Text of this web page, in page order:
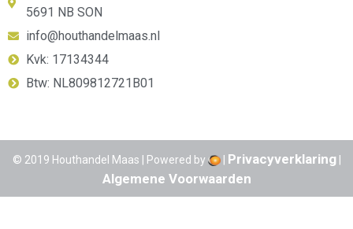
5691 NB SON
info@houthandelmaas.nl
Kvk: 17134344
Btw: NL809812721B01
© 2019 Houthandel Maas | Powered by | Privacyverklaring|
Algemene Voorwaarden